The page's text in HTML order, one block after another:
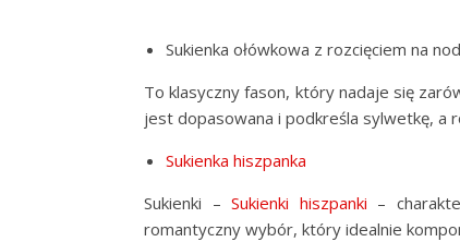
Sukienka ołówkowa z rozcięciem na
To klasyczny fason, który nadaje się
jest dopasowana i podkreśla sylwetkę, a
Sukienka hiszpanka
Sukienki –Sukienki hiszpanki –
romantyczny wybór, który idealnie